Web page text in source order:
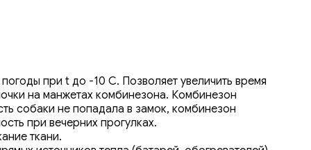
при t до -10 С. Позволяет увеличить время
на манжетах комбинезона. Комбинезон
собаки не попадала в замок, комбинезон
при вечерних прогулках.
ткани.